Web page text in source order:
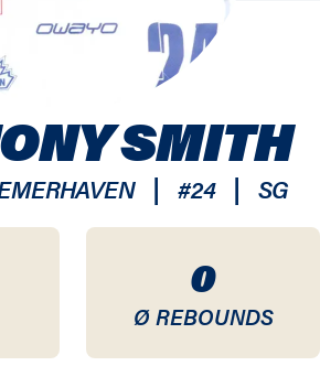
0
Ø REBOUNDS
SMITH
| #24 | SG